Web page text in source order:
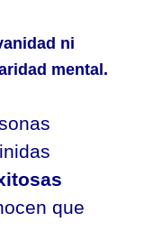
ni
mental.
que